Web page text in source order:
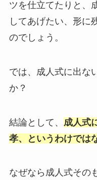
ツを仕立てたりと、
してあげたい、形に
のでしょう。
では、成人式に出な
か？
結論として、 成人式
孝、というわけでは
なぜなら成人式その